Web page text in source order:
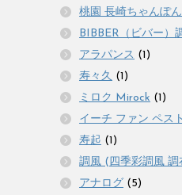
桃園 長崎ちゃんぽん
BIBBER（ビバー）
アラパンス (1)
寿々久 (1)
ミロク Mirock (1)
イーチ ファン ペス
寿起 (1)
調風 (四季彩調風 調
アナログ (5)